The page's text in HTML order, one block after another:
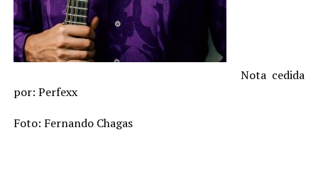
Nota cedida
por: Perfexx
Foto: Fernando Chagas